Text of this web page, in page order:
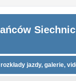
Siechnic
jazdy, galerie,